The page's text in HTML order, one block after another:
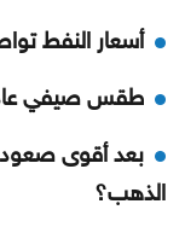
أسعار النفط
طقس صيفي عادي
بعد أقوى صعود
الذهب؟